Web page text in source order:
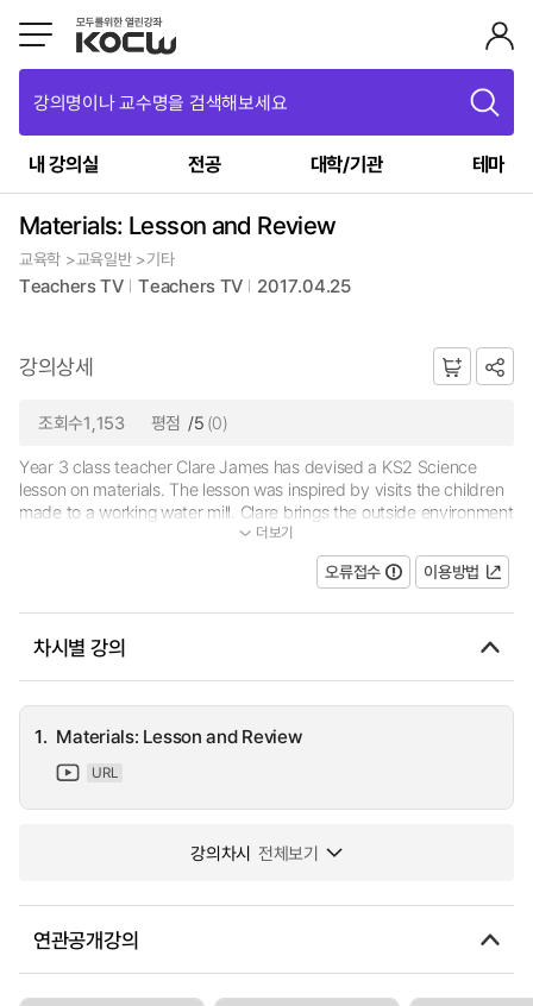
강의명이나 교수명을 검색해보세요
내 강의실 전공 대학/기관 테마
Materials: Lesson and Review
교육학 >교육일반 >기타
Teachers TV Teachers TV 2017.04.25
강의상세
조회수1,153 평점 /5 (0)
Year 3 class teacher Clare James has devised a KS2 Science
lesson on materials. The lesson was inspired by visits the children
made to a working water mill. Clare brings the outside environment
back into school by inviting mill education officer Elfyn Morris int...
더보기
오류접수 이용방법
차시별 강의
1. Materials: Lesson and Review
URL
강의차시 전체보기
연관공개강의